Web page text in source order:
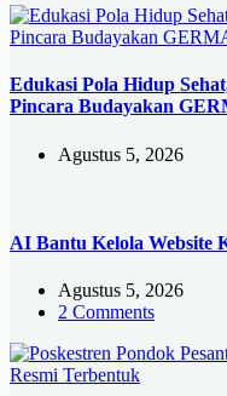
Edukasi Pola Hidup
Pincara Budayakan
Agustus 5, 2026
AI Bantu Kelola Website
Agustus 5, 2026
2 Comments